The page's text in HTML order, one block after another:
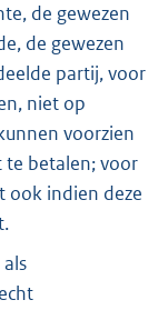
de gewezen
de gewezen
partij, voor
niet op
voorzien
te betalen; voor
ook indien deze